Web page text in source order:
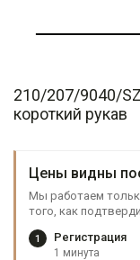
210/207/9040/
короткий рукав
Цены видны
Мы работаем
того, как
1 Регистрация
1 минута